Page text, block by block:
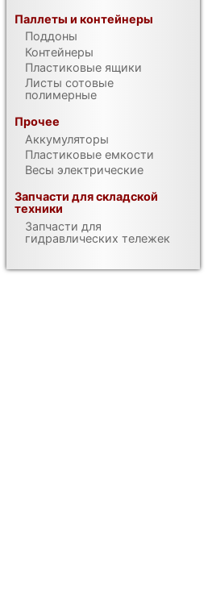
Паллеты и контейнеры
Поддоны
Контейнеры
Пластиковые ящики
Листы сотовые
полимерные
Прочее
Аккумуляторы
Пластиковые емкости
Весы электрические
Запчасти для складской
техники
Запчасти для
гидравлических тележек